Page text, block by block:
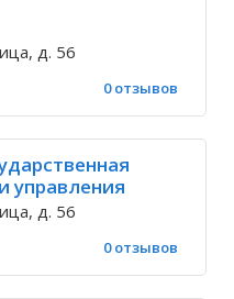
д. 56
0 отзывов
управления
д. 56
0 отзывов